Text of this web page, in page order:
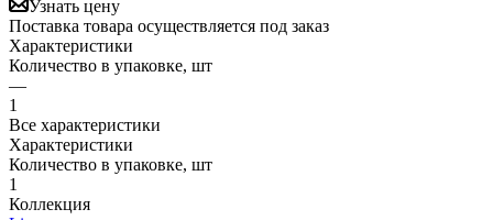
Узнать цену
Поставка товара осуществляется под заказ
Характеристики
Количество в упаковке, шт
—
1
Все характеристики
Характеристики
Количество в упаковке, шт
1
Коллекция